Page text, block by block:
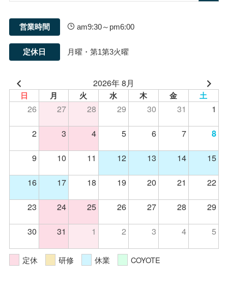
営業時間 am9:30～pm6:00
定休日 月曜・第1第3火曜
2026年 8月
日 月 火 水 木 金 土
26 27 28 29 30 31
1
2
3 4 5 6 7 8
9 10 11 12 13 14
15
16
17 18 19 20 21
22
23
24 25 26 27 28
29
30
31 1 2 3 4 5
定休 研修 休業 COYOTE